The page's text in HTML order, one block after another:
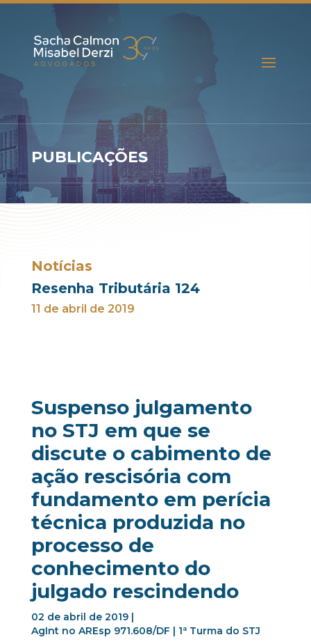
PUBLICAÇÕES
Notícias
Resenha Tributária 124
11 de abril de 2019
Suspenso julgamento
no STJ em que se
discute o cabimento de
ação rescisória com
fundamento em perícia
técnica produzida no
processo de
conhecimento do
julgado rescindendo
02 de abril de 2019 |
AgInt no AREsp 971.608/DF | 1ª Turma do STJ